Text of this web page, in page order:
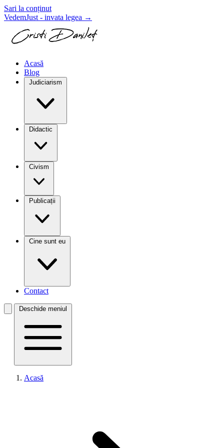
Sari la conținut
VedemJust - invata legea →
Acasă
Blog
Judiciarism
Didactic
Civism
Publicații
Cine sunt eu
Contact
Deschide meniul
Acasă